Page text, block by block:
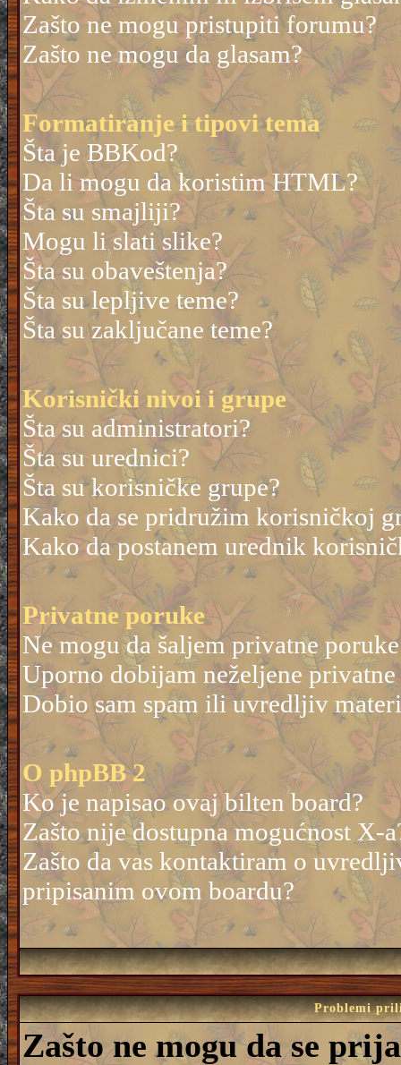
Zašto ne mogu pristupiti forumu?
Zašto ne mogu da glasam?
Formatiranje i tipovi tema
Šta je BBKod?
Da li mogu da koristim HTML?
Šta su smajliji?
Mogu li slati slike?
Šta su obaveštenja?
Šta su lepljive teme?
Šta su zaključane teme?
Korisnički nivoi i grupe
Šta su administratori?
Šta su urednici?
Šta su korisničke grupe?
Kako da se pridružim korisničkoj
Kako da postanem urednik
Privatne poruke
Ne mogu da šaljem privatne
Uporno dobijam neželjene
Dobio sam spam ili uvredljiv
O phpBB 2
Ko je napisao ovaj bilten board?
Zašto nije dostupna mogućnost X-
Zašto da vas kontaktiram o
pripisanim ovom boardu?
Problemi
Zašto ne mogu da se